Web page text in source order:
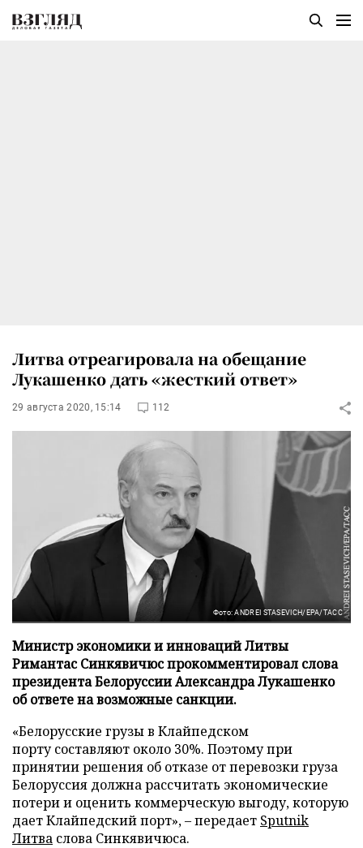
Литва отреагировала на обещание
Лукашенко дать «жесткий ответ»
29 августа 2020, 15:14 112
Фото: ANDREI STASEVICH/EPA/ТАСС
Министр экономики и инноваций Литвы
Римантас Синкявичюс прокомментировал слова
президента Белоруссии Александра Лукашенко
об ответе на возможные санкции.
«Белорусские грузы в Клайпедском
порту составляют около 30%. Поэтому при
принятии решения об отказе от перевозки груза
Белоруссия должна рассчитать экономические
потери и оценить коммерческую выгоду, которую
дает Клайпедский порт», – передает Sputnik
Литва слова Синкявичюса.